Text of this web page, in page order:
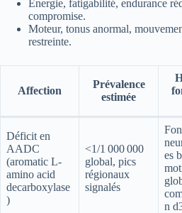
Énergie, fatigabilité, endurance
compromise.
Moteur, tonus anormal,
restreinte.
Affection
Prévalence
estimée
Déficit en
AADC
(aromatic L-
amino acid
decarboxylase
)
<1/1 000 000
global, pics
régionaux
signalés
es
n